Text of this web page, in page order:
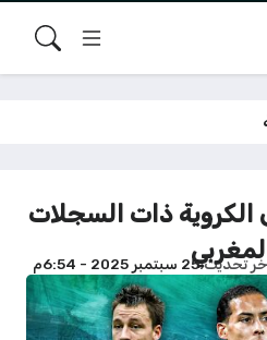
ذات السجلات
تحديث 25 سبتمبر 2025 - 6:54م